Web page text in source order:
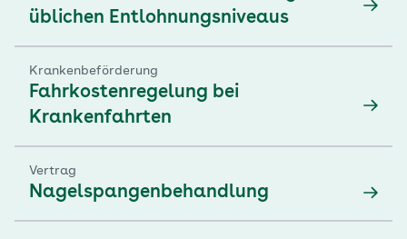
üblichen Entlohnungsniveaus
Krankenbeförderung
Fahrkostenregelung bei
Krankenfahrten
Vertrag
Nagelspangenbehandlung